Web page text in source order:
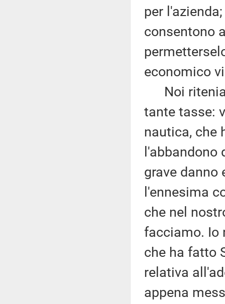
per
consentono
economico
Noi
tante tasse:
nautica, che
grave danno
l'ennesima
che nel
facciamo. Io
che ha fatto
relativa
appena